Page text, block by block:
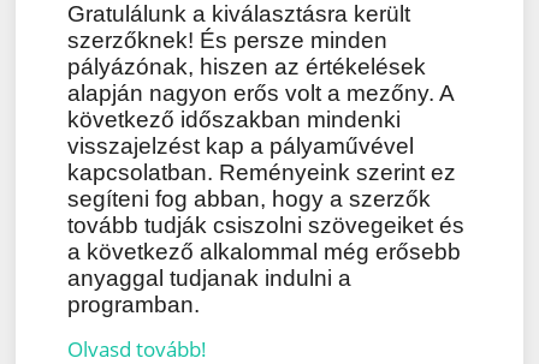
Gratulálunk a kiválasztásra került
szerzőknek! És persze minden
pályázónak, hiszen az értékelések
alapján nagyon erős volt a mezőny. A
következő időszakban mindenki
visszajelzést kap a pályaművével
kapcsolatban. Reményeink szerint ez
segíteni fog abban, hogy a szerzők
tovább tudják csiszolni szövegeiket és
a következő alkalommal még erősebb
anyaggal tudjanak indulni a
programban.
Olvasd tovább!